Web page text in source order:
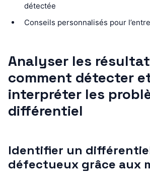
détectée
Conseils personnalisés pour
Analyser les
comment détecter
interpréter les
différentiel
Identifier un
défectueux grâce aux